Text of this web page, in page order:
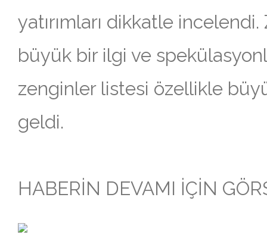
yatırımları dikkatle incelendi.
büyük bir ilgi ve
zenginler listesi özellikle
geldi.
HABERİN DEVAMI İÇİN